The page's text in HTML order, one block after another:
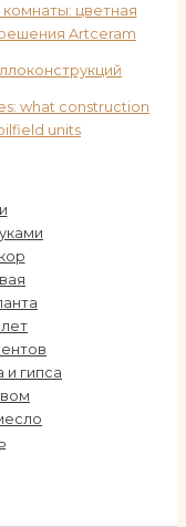
цветная
Artceram
what construction
units
и гипса